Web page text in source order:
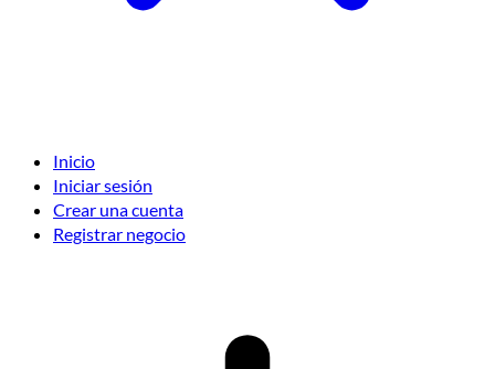
Inicio
Iniciar sesión
Crear una cuenta
Registrar negocio